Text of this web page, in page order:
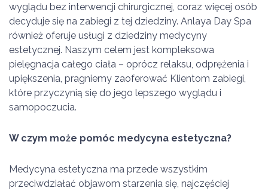
wyglądu bez interwencji chirurgicznej, coraz więcej osób
decyduje się na zabiegi z tej dziedziny. Anlaya Day Spa
również oferuje usługi z dziedziny medycyny
estetycznej. Naszym celem jest kompleksowa
pielęgnacja całego ciała – oprócz relaksu, odprężenia i
upiększenia, pragniemy zaoferować Klientom zabiegi,
które przyczynią się do jego lepszego wyglądu i
samopoczucia.
W czym może pomóc medycyna estetyczna?
Medycyna estetyczna ma przede wszystkim
przeciwdziałać objawom starzenia się, najczęściej